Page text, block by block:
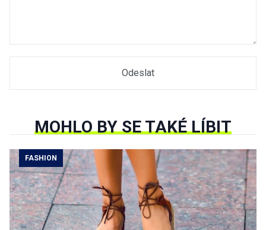
MOHLO BY SE TAKÉ LÍBIT
FASHION